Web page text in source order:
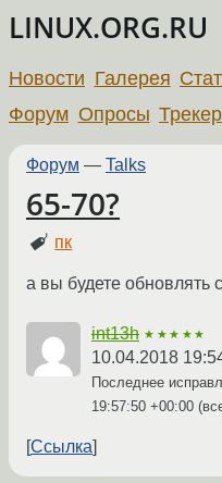
LINUX.ORG.RU
Новости Галерея
Форум Опросы Трекер
Форум — Talks
65-70?
пк
а вы будете обновлять
int13h ★★★★★
10.04.2018
Последнее
19:57:50 +00:00
Ссылка